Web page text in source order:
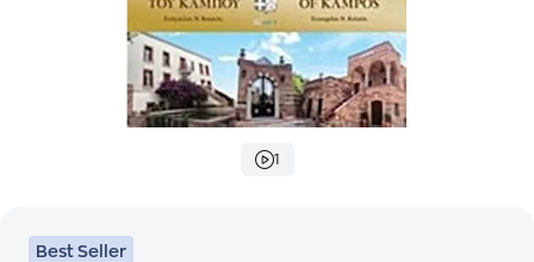
1
Best Seller